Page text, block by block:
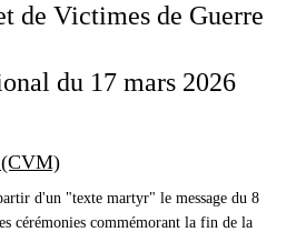
de Victimes de Guerre
du 17 mars 2026
d'un "texte martyr" le message du 8
cérémonies commémorant la fin de la